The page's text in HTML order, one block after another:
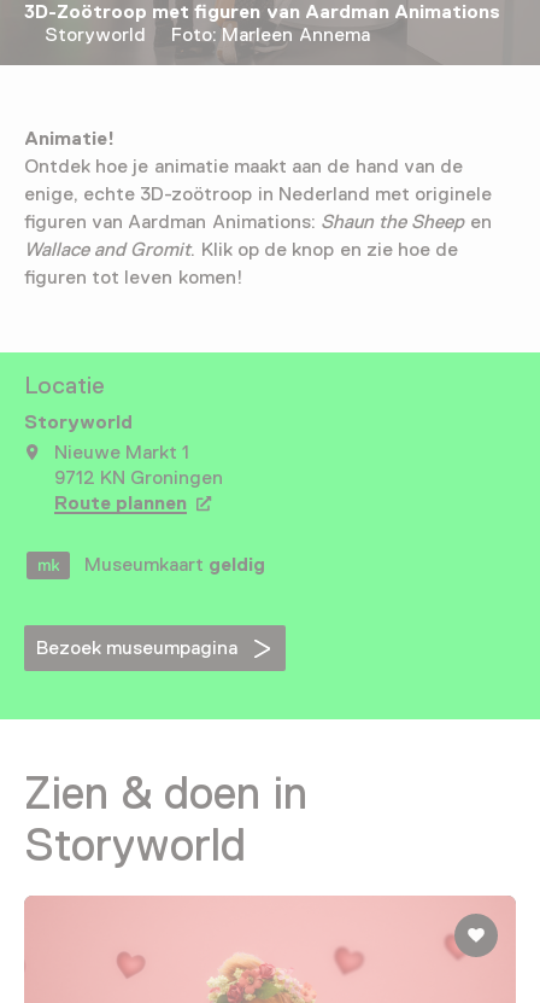
3D-Zoötroop met figuren van Aardman Animations
Storyworld Foto: Marleen Annema
Animatie!
Ontdek hoe je animatie maakt aan de hand van de
enige, echte 3D-zoötroop in Nederland met originele
figuren van Aardman Animations: Shaun the Sheepen
Wallace and Gromit. Klik op de knop en zie hoe de
figuren tot leven komen!
Locatie
Storyworld
Nieuwe Markt 1
9712 KN Groningen
Route plannen Opent in een nieuw tabblad
Museumkaart geldig
Bezoek museumpagina
Zien & doen in
Storyworld